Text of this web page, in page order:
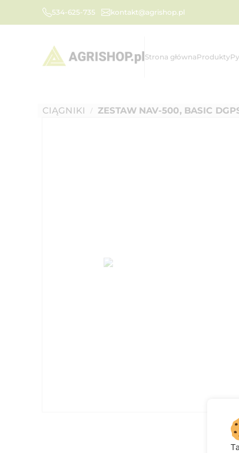
534-625-735 kontakt@agrishop.pl
Strona głównaProdukty
CIĄGNIKI / ZESTAW NAV-500, BASIC